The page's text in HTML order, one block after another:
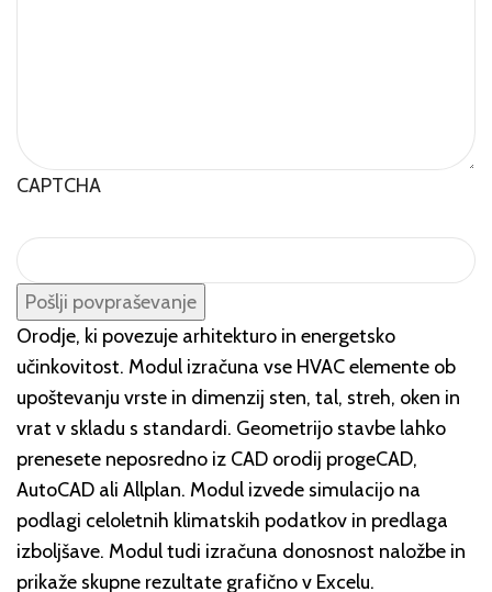
CAPTCHA
Orodje, ki povezuje arhitekturo in energetsko
učinkovitost. Modul izračuna vse HVAC elemente ob
upoštevanju vrste in dimenzij sten, tal, streh, oken in
vrat v skladu s standardi. Geometrijo stavbe lahko
prenesete neposredno iz CAD orodij progeCAD,
AutoCAD ali Allplan. Modul izvede simulacijo na
podlagi celoletnih klimatskih podatkov in predlaga
izboljšave. Modul tudi izračuna donosnost naložbe in
prikaže skupne rezultate grafično v Excelu.